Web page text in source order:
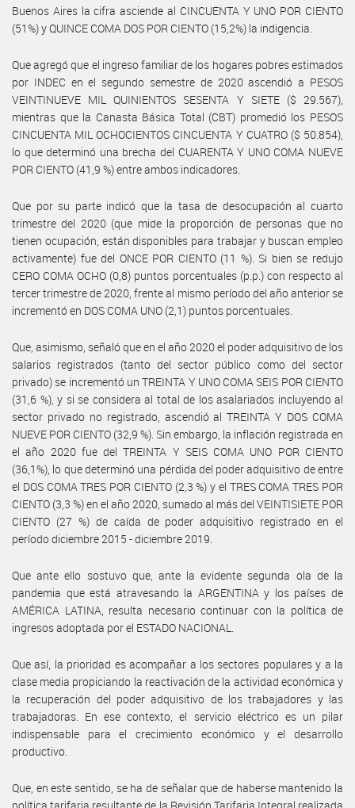
Buenos Aires la cifra asciende al CINCUENTA Y UNO POR CIENTO
(51%) y QUINCE COMA DOS POR CIENTO (15,2%) la indigencia.
Que agregó que el ingreso familiar de los hogares pobres estimados
por INDEC en el segundo semestre de 2020 ascendió a PESOS
VEINTINUEVE MIL QUINIENTOS SESENTA Y SIETE ($ 29.567),
mientras que la Canasta Básica Total (CBT) promedió los PESOS
CINCUENTA MIL OCHOCIENTOS CINCUENTA Y CUATRO ($ 50.854),
lo que determinó una brecha del CUARENTA Y UNO COMA NUEVE
POR CIENTO (41,9 %) entre ambos indicadores.
Que por su parte indicó que la tasa de desocupación al cuarto
trimestre del 2020 (que mide la proporción de personas que no
tienen ocupación, están disponibles para trabajar y buscan empleo
activamente) fue del ONCE POR CIENTO (11 %). Si bien se redujo
CERO COMA OCHO (0,8) puntos porcentuales (p.p.) con respecto al
tercer trimestre de 2020, frente al mismo período del año anterior se
incrementó en DOS COMA UNO (2,1) puntos porcentuales.
Que, asimismo, señaló que en el año 2020 el poder adquisitivo de los
salarios registrados (tanto del sector público como del sector
privado) se incrementó un TREINTA Y UNO COMA SEIS POR CIENTO
(31,6 %), y si se considera al total de los asalariados incluyendo al
sector privado no registrado, ascendió al TREINTA Y DOS COMA
NUEVE POR CIENTO (32,9 %). Sin embargo, la inflación registrada en
el año 2020 fue del TREINTA Y SEIS COMA UNO POR CIENTO
(36,1%), lo que determinó una pérdida del poder adquisitivo de entre
el DOS COMA TRES POR CIENTO (2,3 %) y el TRES COMA TRES POR
CIENTO (3,3 %) en el año 2020, sumado al más del VEINTISIETE POR
CIENTO (27 %) de caída de poder adquisitivo registrado en el
período diciembre 2015 - diciembre 2019.
Que ante ello sostuvo que, ante la evidente segunda ola de la
pandemia que está atravesando la ARGENTINA y los países de
AMÉRICA LATINA, resulta necesario continuar con la política de
ingresos adoptada por el ESTADO NACIONAL.
Que así, la prioridad es acompañar a los sectores populares y a la
clase media propiciando la reactivación de la actividad económica y
la recuperación del poder adquisitivo de los trabajadores y las
trabajadoras. En ese contexto, el servicio eléctrico es un pilar
indispensable para el crecimiento económico y el desarrollo
productivo.
Que, en este sentido, se ha de señalar que de haberse mantenido la
política tarifaria resultante de la Revisión Tarifaria Integral realizada